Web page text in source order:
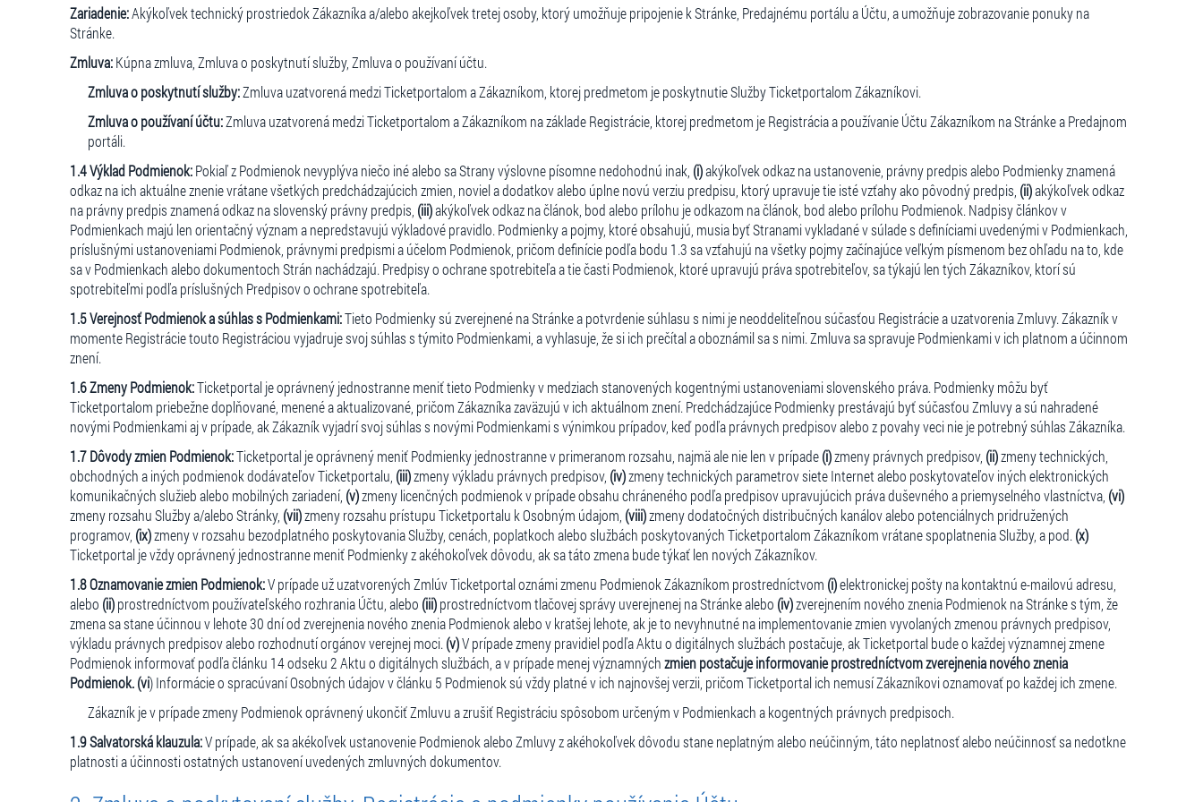
Zariadenie:Akýkoľvek technický prostriedok Zákazníka a/alebo akejkoľvek tretej osoby, ktorý umožňuje pripojenie k Stránke, Predajnému portálu a Účtu, a umožňuje zobrazovanie ponuky na
Stránke.
Zmluva:Kúpna zmluva, Zmluva o poskytnutí služby, Zmluva o používaní účtu.
Zmluva o poskytnutí služby:Zmluva uzatvorená medzi Ticketportalom a Zákazníkom, ktorej predmetom je poskytnutie Služby Ticketportalom Zákazníkovi.
Zmluva o používaní účtu:Zmluva uzatvorená medzi Ticketportalom a Zákazníkom na základe Registrácie, ktorej predmetom je Registrácia a používanie Účtu Zákazníkom na Stránke a Predajnom
portáli.
1.4 Výklad Podmienok:Pokiaľ z Podmienok nevyplýva niečo iné alebo sa Strany výslovne písomne nedohodnú inak, (i)akýkoľvek odkaz na ustanovenie, právny predpis alebo Podmienky znamená
odkaz na ich aktuálne znenie vrátane všetkých predchádzajúcich zmien, noviel a dodatkov alebo úplne novú verziu predpisu, ktorý upravuje tie isté vzťahy ako pôvodný predpis, (ii)akýkoľvek odkaz
na právny predpis znamená odkaz na slovenský právny predpis, (iii)akýkoľvek odkaz na článok, bod alebo prílohu je odkazom na článok, bod alebo prílohu Podmienok. Nadpisy článkov v
Podmienkach majú len orientačný význam a nepredstavujú výkladové pravidlo. Podmienky a pojmy, ktoré obsahujú, musia byť Stranami vykladané v súlade s definíciami uvedenými v Podmienkach,
príslušnými ustanoveniami Podmienok, právnymi predpismi a účelom Podmienok, pričom definície podľa bodu 1.3 sa vzťahujú na všetky pojmy začínajúce veľkým písmenom bez ohľadu na to, kde
sa v Podmienkach alebo dokumentoch Strán nachádzajú. Predpisy o ochrane spotrebiteľa a tie časti Podmienok, ktoré upravujú práva spotrebiteľov, sa týkajú len tých Zákazníkov, ktorí sú
spotrebiteľmi podľa príslušných Predpisov o ochrane spotrebiteľa.
1.5 Verejnosť Podmienok a súhlas s Podmienkami:Tieto Podmienky sú zverejnené na Stránke a potvrdenie súhlasu s nimi je neoddeliteľnou súčasťou Registrácie a uzatvorenia Zmluvy. Zákazník v
momente Registrácie touto Registráciou vyjadruje svoj súhlas s týmito Podmienkami, a vyhlasuje, že si ich prečítal a oboznámil sa s nimi. Zmluva sa spravuje Podmienkami v ich platnom a účinnom
znení.
1.6 Zmeny Podmienok:Ticketportal je oprávnený jednostranne meniť tieto Podmienky v medziach stanovených kogentnými ustanoveniami slovenského práva. Podmienky môžu byť
Ticketportalom priebežne doplňované, menené a aktualizované, pričom Zákazníka zaväzujú v ich aktuálnom znení. Predchádzajúce Podmienky prestávajú byť súčasťou Zmluvy a sú nahradené
novými Podmienkami aj v prípade, ak Zákazník vyjadrí svoj súhlas s novými Podmienkami s výnimkou prípadov, keď podľa právnych predpisov alebo z povahy veci nie je potrebný súhlas Zákazníka.
1.7 Dôvody zmien Podmienok:Ticketportal je oprávnený meniť Podmienky jednostranne v primeranom rozsahu, najmä ale nie len v prípade(i)zmeny právnych predpisov, (ii)zmeny technických,
obchodných a iných podmienok dodávateľov Ticketportalu, (iii)zmeny výkladu právnych predpisov, (iv)zmeny technických parametrov siete Internet alebo poskytovateľov iných elektronických
komunikačných služieb alebo mobilných zariadení, (v)zmeny licenčných podmienok v prípade obsahu chráneného podľa predpisov upravujúcich práva duševného a priemyselného vlastníctva, (vi)
zmeny rozsahu Služby a/alebo Stránky, (vii)zmeny rozsahu prístupu Ticketportalu k Osobným údajom, (viii)zmeny dodatočných distribučných kanálov alebo potenciálnych pridružených
programov, (ix)zmeny v rozsahu bezodplatného poskytovania Služby, cenách, poplatkoch alebo službách poskytovaných Ticketportalom Zákazníkom vrátane spoplatnenia Služby, a pod. (x)
Ticketportal je vždy oprávnený jednostranne meniť Podmienky z akéhokoľvek dôvodu, ak sa táto zmena bude týkať len nových Zákazníkov.
1.8 Oznamovanie zmien Podmienok:V prípade už uzatvorených Zmlúv Ticketportal oznámi zmenu Podmienok Zákazníkom prostredníctvom (i)elektronickej pošty na kontaktnú e-mailovú adresu,
alebo (ii)prostredníctvom používateľského rozhrania Účtu, alebo (iii)prostredníctvom tlačovej správy uverejnenej na Stránke alebo (iv)zverejnením nového znenia Podmienok na Stránke s tým, že
zmena sa stane účinnou v lehote 30 dní od zverejnenia nového znenia Podmienok alebo v kratšej lehote, ak je to nevyhnutné na implementovanie zmien vyvolaných zmenou právnych predpisov,
výkladu právnych predpisov alebo rozhodnutí orgánov verejnej moci. (v)V prípade zmeny pravidiel podľa Aktu o digitálnych službách postačuje, ak Ticketportal bude o každej významnej zmene
Podmienok informovať podľa článku 14 odseku 2 Aktu o digitálnych službách, a v prípade menej významnýchzmien postačuje informovanie prostredníctvom zverejnenia nového znenia
Podmienok. (vi) Informácie o spracúvaní Osobných údajov v článku 5 Podmienok sú vždy platné v ich najnovšej verzii, pričom Ticketportal ich nemusí Zákazníkovi oznamovať po každej ich zmene.
Zákazník je v prípade zmeny Podmienok oprávnený ukončiť Zmluvu a zrušiť Registráciu spôsobom určeným v Podmienkach a kogentných právnych predpisoch.
1.9 Salvatorská klauzula:V prípade, ak sa akékoľvek ustanovenie Podmienok alebo Zmluvy z akéhokoľvek dôvodu stane neplatným alebo neúčinným, táto neplatnosť alebo neúčinnosť sa nedotkne
platnosti a účinnosti ostatných ustanovení uvedených zmluvných dokumentov.